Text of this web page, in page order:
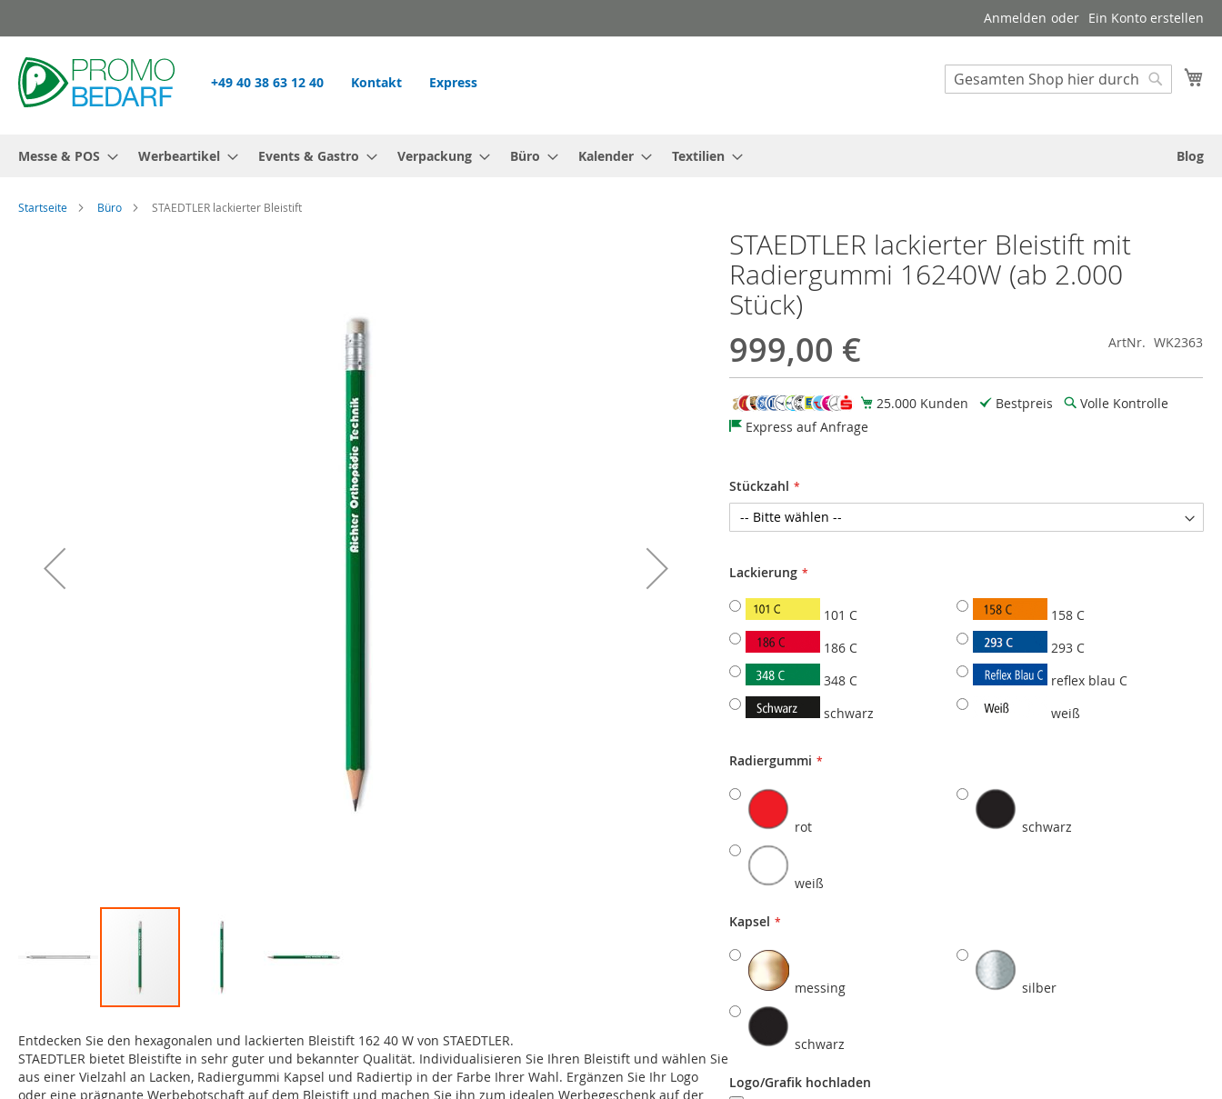
Inhalt
springen
Anmelden Ein Konto erstellen
Suche
Suche
+49 40 38 63 12 40 Kontakt Express
Messe & POS Werbeartikel Events & Gastro Verpackung Büro Kalender Textilien Blog
Startseite Büro STAEDTLER lackierter Bleistift
STAEDTLER lackierter Bleistift mit
Radiergummi 16240W (ab 2.000
Stück)
999,00 € ArtNr. WK2363
25.000 Kunden Bestpreis
Volle Kontrolle
Express auf Anfrage
Stückzahl
Lackierung
101 C
158 C
186 C
293 C
348 C
reflex blau C
schwarz
weiß
Radiergummi
rot schwarz
weiß
Kapsel
messing silber
schwarz
Logo/Grafik hochladen
Anfang
der
Bildgalerie
springen
Entdecken Sie den hexagonalen und lackierten Bleistift 162 40 W von STAEDTLER.
STAEDTLER bietet Bleistifte in sehr guter und bekannter Qualität. Individualisieren Sie Ihren Bleistift und wählen Sie
aus einer Vielzahl an Lacken, Radiergummi Kapsel und Radiertip in der Farbe Ihrer Wahl. Ergänzen Sie Ihr Logo
oder eine prägnante Werbebotschaft auf dem Bleistift und machen Sie ihn zum idealen Werbegeschenk auf der